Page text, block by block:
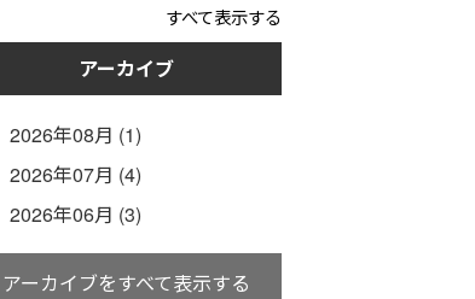
すべて表示する
アーカイブ
2026年08月 (1)
2026年07月 (4)
2026年06月 (3)
アーカイブをすべて表示する